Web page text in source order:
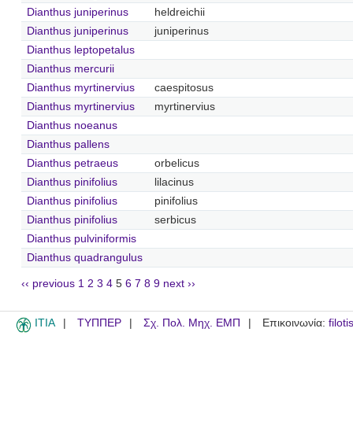
Dianthus juniperinus
heldreichii
Dianthus juniperinus
juniperinus
Dianthus leptopetalus
Dianthus mercurii
Dianthus myrtinervius
caespitosus
Dianthus myrtinervius
myrtinervius
Dianthus noeanus
Dianthus pallens
Dianthus petraeus
orbelicus
Dianthus pinifolius
lilacinus
Dianthus pinifolius
pinifolius
Dianthus pinifolius
serbicus
Dianthus pulviniformis
Dianthus quadrangulus
‹‹ previous 1 2 3 4 5 6 7 8 9 next ››
ITIA ΤΥΠΠΕΡ Σχ. Πολ. Μηχ. ΕΜΠ Επικοινωνία: